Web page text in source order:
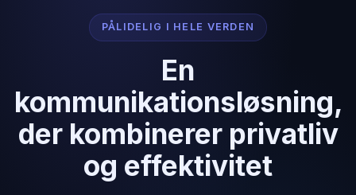
PÅLIDELIG I HELE VERDEN
En
kommunikationsløsning,
der kombinerer privatliv
og effektivitet